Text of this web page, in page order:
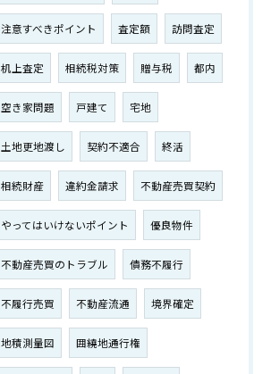
注意すべきポイント 査定額 訪問査定
机上査定 相続税対策 贈与税 都内
空き家問題 戸建て 宅地
土地更地渡し 契約不適合 終活
相続財産 違約金請求 不動産売買契約
やってはいけないポイント 優良物件
不動産売買のトラブル 債務不履行
不履行売買 不動産流通 境界確定
地積測量図 囲繞地通行権